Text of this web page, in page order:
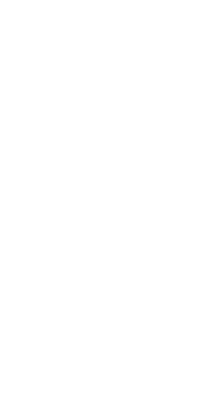
El Real
los cuartos